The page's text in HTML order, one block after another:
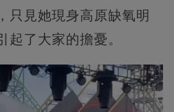
只見她現身高原缺氧明
起了大家的擔憂。